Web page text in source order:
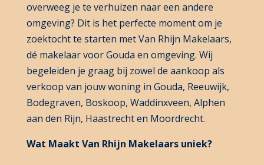
overweeg je te verhuizen naar een andere
omgeving? Dit is het perfecte moment om je
zoektocht te starten met Van Rhijn Makelaars,
dé makelaar voor Gouda en omgeving. Wij
begeleiden je graag bij zowel de aankoop als
verkoop van jouw woning in Gouda, Reeuwijk,
Bodegraven, Boskoop, Waddinxveen, Alphen
aan den Rijn, Haastrecht en Moordrecht.
Wat Maakt Van Rhijn Makelaars uniek?